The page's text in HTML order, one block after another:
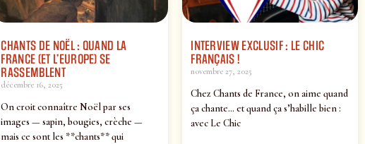
CHANTS DE NOËL : QUAND LA
FRANCE (ET L’EUROPE) SE
RASSEMBLENT
décembre 16, 2025
On croit connaître Noël par ses
images — sapin, bougies, crèche —
mais ce sont les **chants** qui
INTERVIEW EXCLUSIF : LE CHIC
FRANÇAIS !
novembre 27, 2025
Chez Chants de France, on aime quand
ça chante… et quand ça s’habille bien :
avec Le Chic